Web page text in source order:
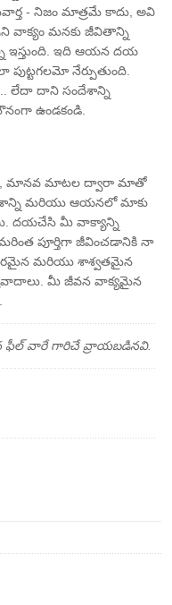
- నిజం మాత్రమే కాదు, అవి
వాక్యం మనకు జీవితాన్ని
ఇస్తుంది. ఇది ఆయన దయ
నేర్పుతుంది.
... లేదా దాని సందేశాన్ని
ఉండకండి.
మానవ మాటల ద్వారా మాతో
మరియు ఆయనలో మాకు
దయచేసి మీ వాక్యాన్ని
పూర్తిగా జీవించడానికి నా
మరియు శాశ్వతమైన
మీ జీవన వాక్యమైన
ఫీల్ వారే గారిచే వ్రాయబడినవి.